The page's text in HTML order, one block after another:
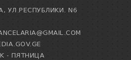
УЛ.РЕСПУБЛИКИ. N6
- ПЯТНИЦА